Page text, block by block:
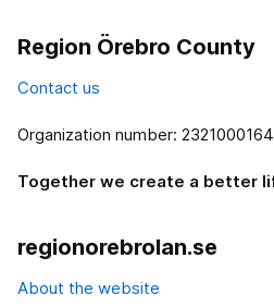
Region Örebro County
Contact us
Organization number: 2321000164
Together we create a better
regionorebrolan.se
About the website